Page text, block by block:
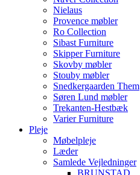
Nielaus
Provence møbler
Ro Collection
Sibast Furniture
Skipper Furniture
Skovby møbler
Stouby møbler
Snedkergaarden Them
Søren Lund møbler
Trekanten-Hestbæk
Varier Furniture
Pleje
Møbelpleje
Læder
Samlede Vejledninger
BRUNSTAD